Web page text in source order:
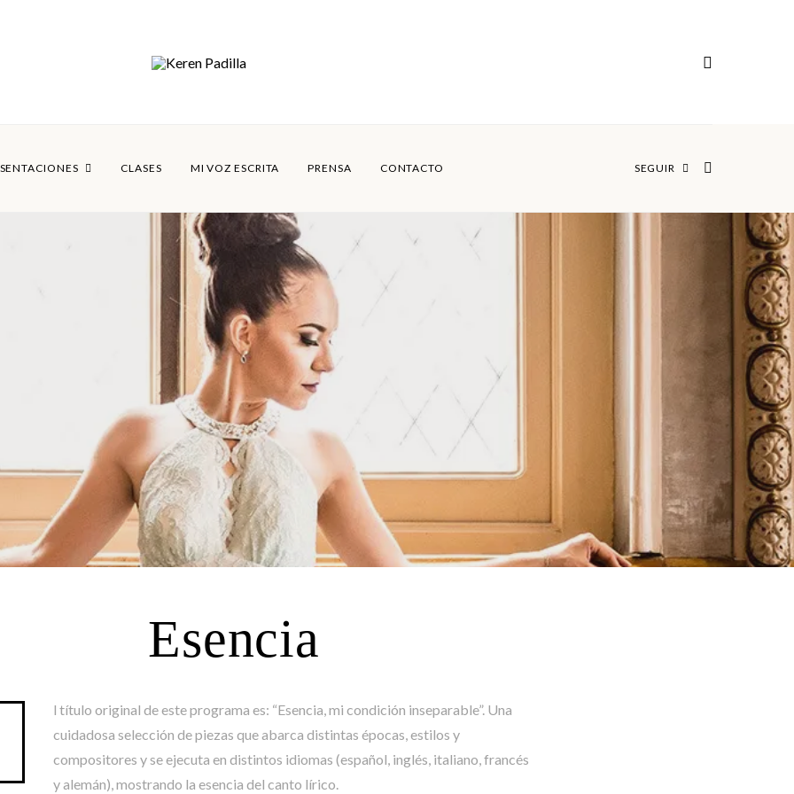
CLASES MI VOZ ESCRITA PRENSA CONTACTO SEGUIR
Esencia
l título original de este programa es: “Esencia, mi condición inseparable”. Una
cuidadosa selección de piezas que abarca distintas épocas, estilos y
compositores y se ejecuta en distintos idiomas (español, inglés, italiano, francés
y alemán), mostrando la esencia del canto lírico.